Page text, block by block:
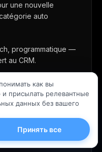
как вы
и присылать релевантные
данных без вашего
Принять все
une nouvelle
auto
programmatique —
au CRM.
; coût par lead